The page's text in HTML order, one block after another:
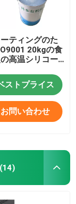
ティングのた
20kgの食
高温シリコー
ストプライス
お問い合わせ
(14)